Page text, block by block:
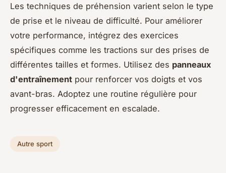
Les techniques de préhension varient selon le type
de prise et le niveau de difficulté. Pour améliorer
votre performance, intégrez des exercices
spécifiques comme les tractions sur des prises de
différentes tailles et formes. Utilisez des panneaux
d'entraînement pour renforcer vos doigts et vos
avant-bras. Adoptez une routine régulière pour
progresser efficacement en escalade.
Autre sport